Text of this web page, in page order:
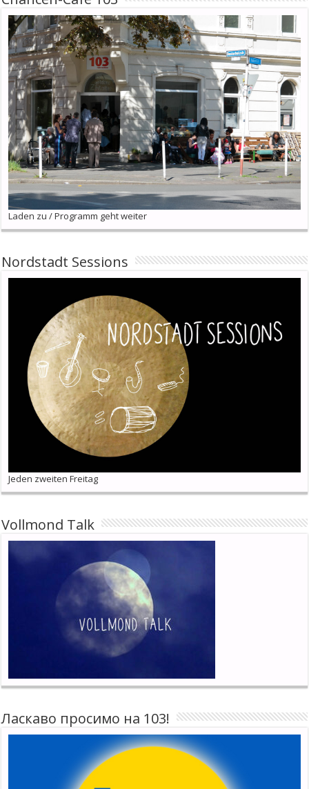
Laden zu / Programm geht weiter
Nordstadt Sessions
Jeden zweiten Freitag
Vollmond Talk
Ласкаво просимо на 103!